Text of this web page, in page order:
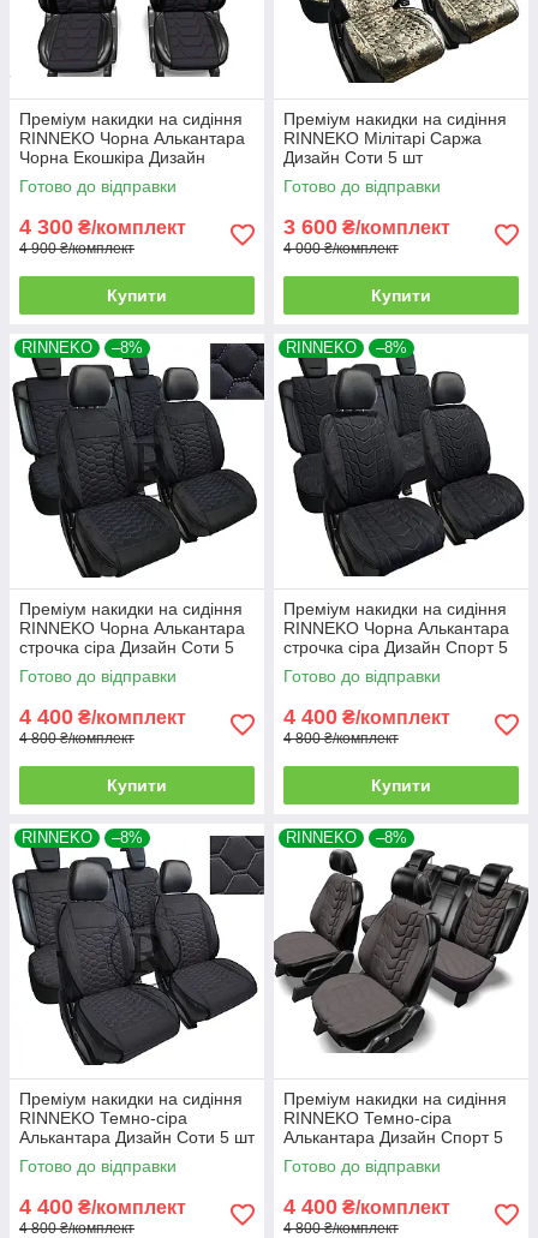
Преміум накидки на сидіння
RINNEKO Чорна Алькантара
Чорна Екошкіра Дизайн
Павук 5 шт
Готово до відправки
4 300 ₴/комплект
4 900 ₴/комплект
Купити
Преміум накидки на сидіння
RINNEKO Мілітарі Саржа
Дизайн Соти 5 шт
Готово до відправки
3 600 ₴/комплект
4 000 ₴/комплект
Купити
RINNEKO –8%
Преміум накидки на сидіння
RINNEKO Чорна Алькантара
строчка сіра Дизайн Соти 5
шт
Готово до відправки
4 400 ₴/комплект
4 800 ₴/комплект
Купити
RINNEKO –8%
Преміум накидки на сидіння
RINNEKO Чорна Алькантара
строчка сіра Дизайн Спорт 5
шт
Готово до відправки
4 400 ₴/комплект
4 800 ₴/комплект
Купити
RINNEKO –8%
Преміум накидки на сидіння
RINNEKO Темно-сіра
Алькантара Дизайн Соти 5 шт
Готово до відправки
4 400 ₴/комплект
4 800 ₴/комплект
RINNEKO –8%
Преміум накидки на сидіння
RINNEKO Темно-сіра
Алькантара Дизайн Спорт 5
шт
Готово до відправки
4 400 ₴/комплект
4 800 ₴/комплект